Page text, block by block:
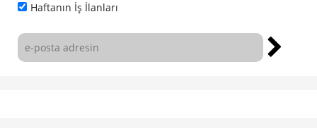
Haftanın İş İlanları